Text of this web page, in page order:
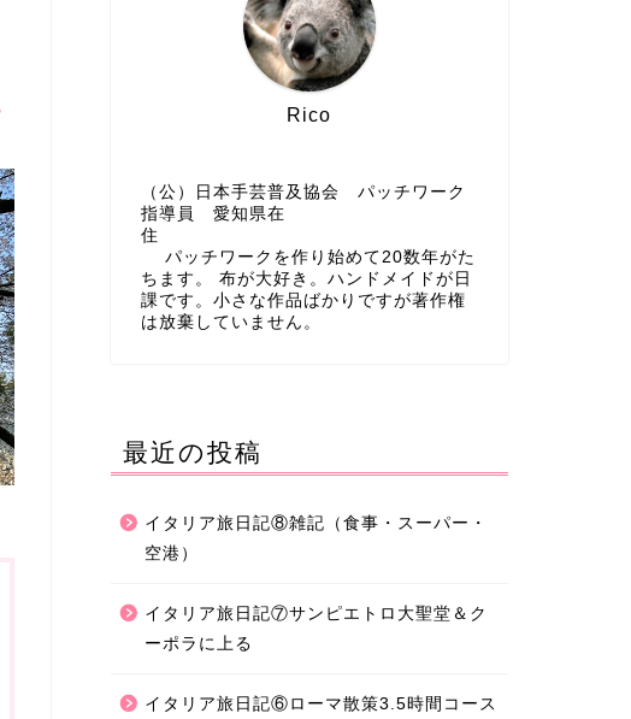
Rico
（公）日本手芸普及協会 パッチワーク
指導員 愛知県在
住
パッチワークを作り始めて20数年がた
ちます。 布が大好き。ハンドメイドが日
課です。小さな作品ばかりですが著作権
は放棄していません。
最近の投稿
イタリア旅日記⑧雑記（食事・スーパー・
空港）
イタリア旅日記⑦サンピエトロ大聖堂＆ク
ーポラに上る
イタリア旅日記⑥ローマ散策3.5時間コース